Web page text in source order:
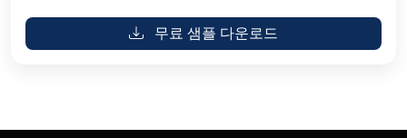
무료 샘플 다운로드